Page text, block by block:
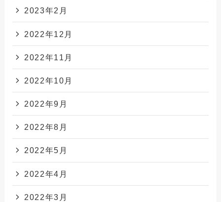
2023年2月
2022年12月
2022年11月
2022年10月
2022年9月
2022年8月
2022年5月
2022年4月
2022年3月